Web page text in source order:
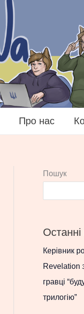
Про нас
Пошук
Останні
Керівник
Revelation
гравці
трилогію”